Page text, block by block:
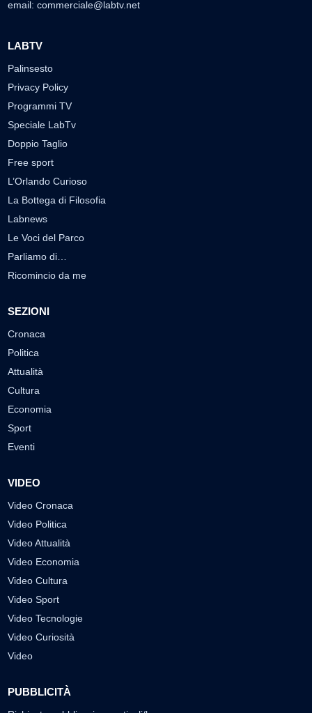
email: commerciale@labtv.net
LABTV
Palinsesto
Privacy Policy
Programmi TV
Speciale LabTv
Doppio Taglio
Free sport
L’Orlando Curioso
La Bottega di Filosofia
Labnews
Le Voci del Parco
Parliamo di…
Ricomincio da me
SEZIONI
Cronaca
Politica
Attualità
Cultura
Economia
Sport
Eventi
VIDEO
Video Cronaca
Video Politica
Video Attualità
Video Economia
Video Cultura
Video Sport
Video Tecnologie
Video Curiosità
Video
PUBBLICITÀ